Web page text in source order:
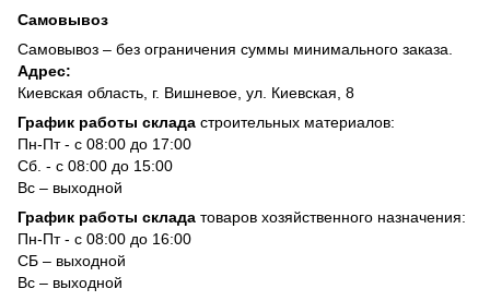
Самовывоз
Самовывоз – без ограничения суммы минимального заказа.
Адрес:
Киевская область, г. Вишневое, ул. Киевская, 8
График работы склада строительных материалов:
Пн-Пт - с 08:00 до 17:00
Сб. - с 08:00 до 15:00
Вс – выходной
График работы склада товаров хозяйственного назначения:
Пн-Пт - с 08:00 до 16:00
СБ – выходной
Вс – выходной